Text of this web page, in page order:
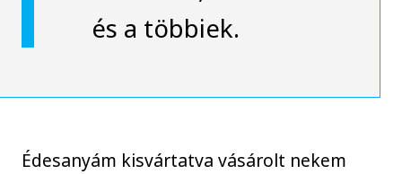
és a többiek.
Édesanyám kisvártatva vásárolt nekem